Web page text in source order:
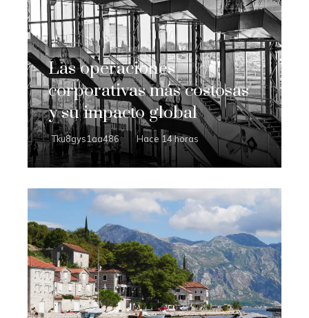
Las operaciones
corporativas más costosas
y su impacto global
Tku8gys1aa486 Hace 14 horas